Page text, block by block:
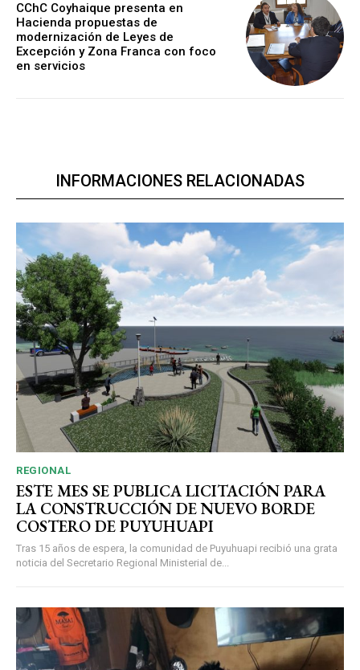
CChC Coyhaique presenta en
Hacienda propuestas de
modernización de Leyes de
Excepción y Zona Franca con foco
en servicios
INFORMACIONES RELACIONADAS
REGIONAL
ESTE MES SE PUBLICA LICITACIÓN PARA
LA CONSTRUCCIÓN DE NUEVO BORDE
COSTERO DE PUYUHUAPI
Tras 15 años de espera, la comunidad de Puyuhuapi recibió una grata
noticia del Secretario Regional Ministerial de...